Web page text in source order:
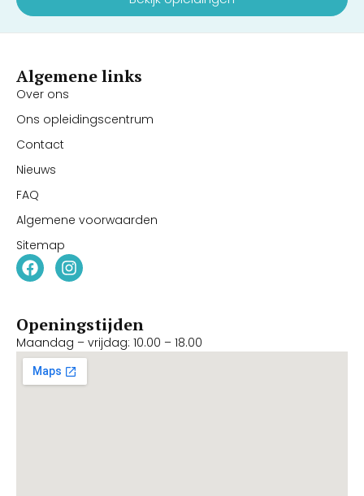
Algemene links
Over ons
Ons opleidingscentrum
Contact
Nieuws
FAQ
Algemene voorwaarden
Sitemap
Openingstijden
Maandag – vrijdag: 10.00 – 18.00